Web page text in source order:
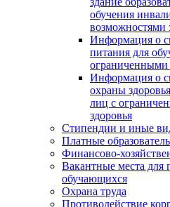
обучения
возможностями
Информация о
питания для
ограниченными
Информация о
охраны
лиц с
здоровья
Стипендии и иные
Платные
Финансово-
Вакантные места для
обучающихся
Охрана труда
Противодействие